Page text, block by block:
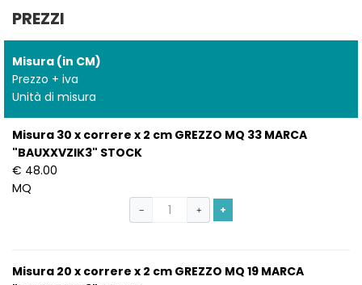
PREZZI
Misura (in CM)
Prezzo + iva
Unità di misura
Misura 30 x correre x 2 cm GREZZO MQ 33 MARCA
"BAUXXVZIK3" STOCK
€ 48.00
MQ
− + +
Misura 20 x correre x 2 cm GREZZO MQ 19 MARCA